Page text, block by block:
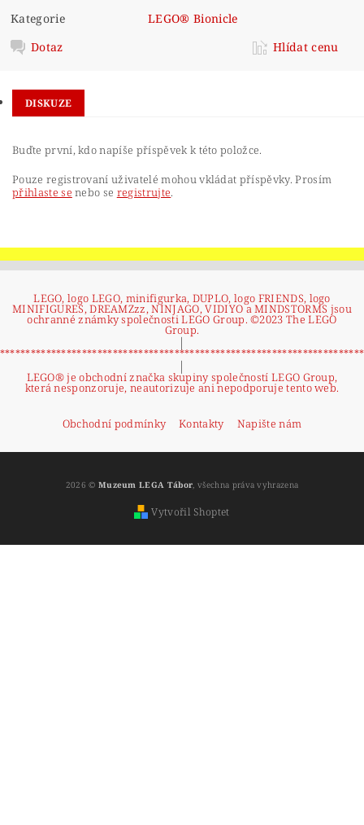
Kategorie
LEGO® Bionicle
Dotaz
Hlídat cenu
DISKUZE
Buďte první, kdo napíše příspěvek k této položce.
Pouze registrovaní uživatelé mohou vkládat příspěvky. Prosím
přihlaste se nebo se registrujte.
LEGO, logo LEGO, minifigurka, DUPLO, logo FRIENDS, logo
MINIFIGURES, DREAMZzz, NINJAGO, VIDIYO a MINDSTORMS jsou
ochranné známky společnosti LEGO Group. ©2023 The LEGO
Group.
|
|
LEGO® je obchodní značka skupiny společností LEGO Group,
která nesponzoruje, neautorizuje ani nepodporuje tento web.
Obchodní podmínky Kontakty Napište nám
2026 © Muzeum LEGA Tábor, všechna práva vyhrazena
Vytvořil Shoptet